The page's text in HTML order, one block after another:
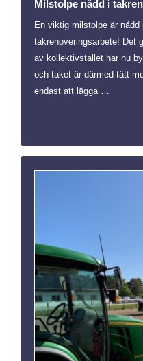
Milstolpe nådd i
En viktig milstolpe är nådd
takrenoveringsarbete! Det
av kollektivstallet har nu
och taket är därmed tätt
endast att lägga …